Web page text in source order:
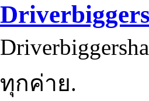
ทุกค่าย.